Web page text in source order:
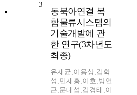
3
동북아연결 복
합물류시스템의
기술개발에 관
한 연구(3차년도
최종)
유재균,이용상,김학
성 ,민재홍,이호,방연
근,문대섭 ,김경태 ,이